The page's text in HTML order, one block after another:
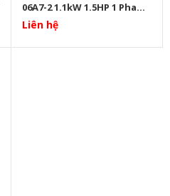
06A7-2 1.1kW 1.5HP 1 Pha
220V
Liên hệ